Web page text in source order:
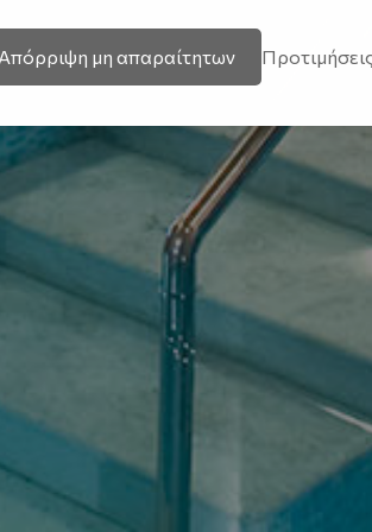
Απόρριψη μη απαραίτητων